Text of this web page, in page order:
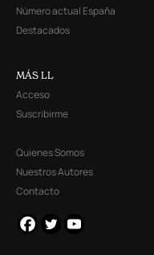
Número actual España
Destacados
MÁS LL
Acceso
Suscribirme
Quienes Somos
Nuestros Autores
Contacto